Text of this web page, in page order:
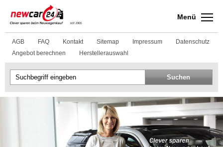
Menü
AGB FAQ Kontakt Sitemap Impressum
Datenschutz
Angebot berechnen
Herstellerauswahl